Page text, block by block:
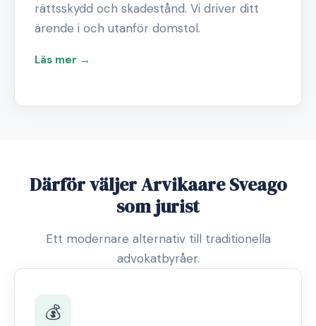
rättsskydd och skadestånd. Vi driver ditt
ärende i och utanför domstol.
Läs mer →
Därför väljer Arvikaare Sveago
som jurist
Ett modernare alternativ till traditionella
advokatbyråer.
💰